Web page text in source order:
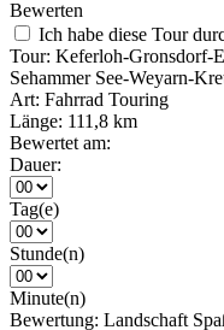
Bewerten
Ich habe diese Tour
Tour: Keferloh-Gronsdorf-
Sehammer See-Weyarn-
Art: Fahrrad Touring
Länge: 111,8 km
Bewertet am:
Dauer:
Tag(e)
Stunde(n)
Minute(n)
Bewertung: Landschaft